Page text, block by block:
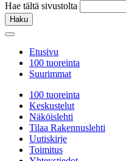
Hae tältä sivustolta
Haku
Etusivu
100 tuoreinta
Suurimmat
100 tuoreinta
Keskustelut
Näköislehti
Tilaa Rakennuslehti
Uutiskirje
Toimitus